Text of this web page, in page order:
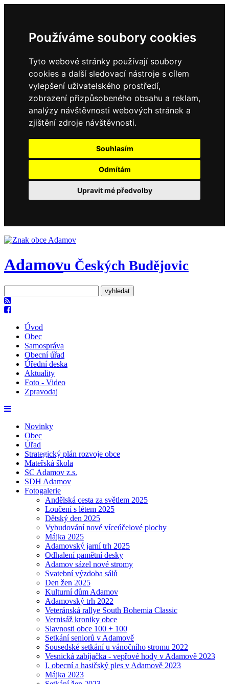
Používáme soubory cookies
Tyto webové stránky používají soubory
cookies a další sledovací nástroje s cílem
vylepšení uživatelského prostředí,
zobrazení přizpůsobeného obsahu a reklam,
analýzy návštěvnosti webových stránek a
zjištění zdroje návštěvnosti.
Souhlasím
Odmítám
Upravit mé předvolby
Adamovu Českých Budějovic
Úvod
Obec
Samospráva
Obecní úřad
Úřední deska
Aktuality
Foto - Video
Zpravodaj
Novinky
Obec
Úřad
Strategický plán rozvoje obce
Mateřská škola
SC Adamov z.s.
SDH Adamov
Fotogalerie
Andělská cesta za světlem 2025
Loučení s létem 2025
Dětský den 2025
Vybudování nové víceúčelové plochy
Májka 2025
Adamovský jarní trh 2025
Odhalení pamětní desky
Adamov sázel nové stromy
Svatební výzdoba sálů
Den žen 2025
Kulturní dům Adamov
Adamovský trh 2022
Veteránská rallye South Bohemia Classic
Vernisáž kroniky obce
Slavnosti obce 100 + 100
Setkání seniorů v Adamově
Sousedské setkání u vánočního stromu 2022
Vesnická zabíjačka - vepřové hody v Adamově 2023
I. obecní a hasičský ples v Adamově 2023
Májka 2023